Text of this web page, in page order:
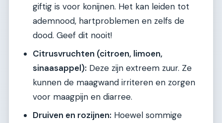
giftig is voor konijnen. Het kan leiden tot
ademnood, hartproblemen en zelfs de
dood. Geef dit nooit!
Citrusvruchten (citroen, limoen,
sinaasappel): Deze zijn extreem zuur. Ze
kunnen de maagwand irriteren en zorgen
voor maagpijn en diarree.
Druiven en rozijnen: Hoewel sommige